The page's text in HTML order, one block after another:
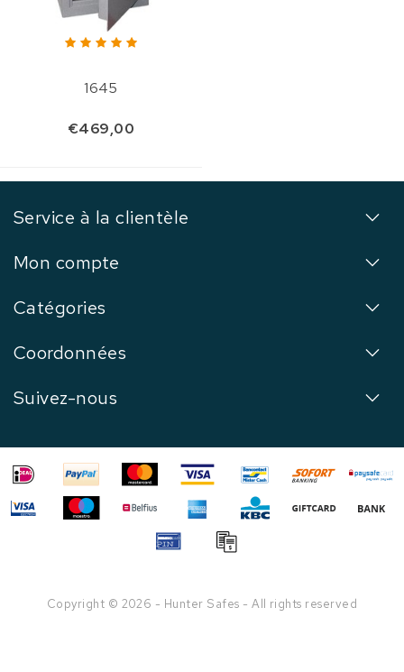
1645
€469,00
Service à la clientèle
Mon compte
Catégories
Coordonnées
Suivez-nous
Copyright © 2026 - Hunter Safes - All rights reserved